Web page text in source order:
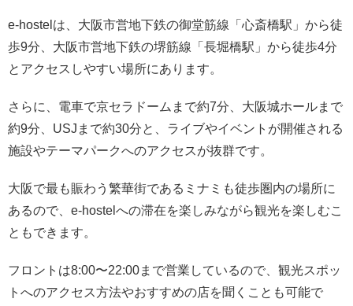
e-hostelは、大阪市営地下鉄の御堂筋線「心斎橋駅」から徒
歩9分、大阪市営地下鉄の堺筋線「長堀橋駅」から徒歩4分
とアクセスしやすい場所にあります。
さらに、電車で京セラドームまで約7分、大阪城ホールまで
約9分、USJまで約30分と、ライブやイベントが開催される
施設やテーマパークへのアクセスが抜群です。
大阪で最も賑わう繁華街であるミナミも徒歩圏内の場所に
あるので、e-hostelへの滞在を楽しみながら観光を楽しむこ
ともできます。
フロントは8:00〜22:00まで営業しているので、観光スポッ
トへのアクセス方法やおすすめの店を聞くことも可能で